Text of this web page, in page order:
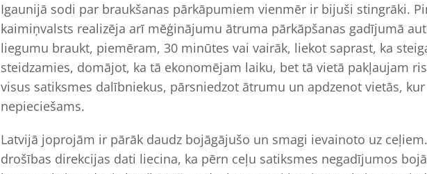
Igaunijā sodi par braukšanas pārkāpumiem vienmēr ir bijuši stingrāki.
kaimiņvalsts realizēja arī mēģinājumu ātruma pārkāpšanas gadījumā
liegumu braukt, piemēram, 30 minūtes vai vairāk, liekot saprast, ka
steidzamies, domājot, ka tā ekonomējam laiku, bet tā vietā pakļaujam
visus satiksmes dalībniekus, pārsniedzot ātrumu un apdzenot vietās,
nepieciešams.
Latvijā joprojām ir pārāk daudz bojāgājušo un smagi ievainoto uz
drošības direkcijas dati liecina, ka pērn ceļu satiksmes negadījumos